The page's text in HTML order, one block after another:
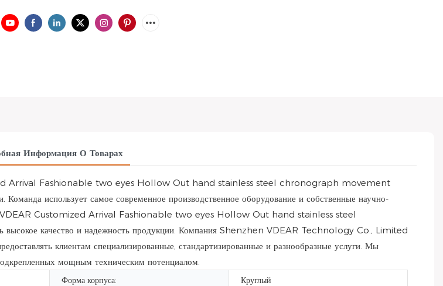
Информация О Товарах
Arrival Fashionable two eyes Hollow Out hand stainless steel chronograph movement
использует самое современное производственное оборудование и собственные научно-
VDEAR Customized Arrival Fashionable two eyes Hollow Out hand stainless steel
качество и надежность продукции. Компания Shenzhen VDEAR Technology Co., Limited
клиентам специализированные, стандартизированные и разнообразные услуги. Мы
мощным техническим потенциалом.
Форма корпуса:
Круглый